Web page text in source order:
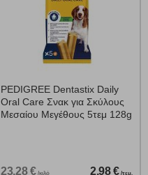
PEDIGREE Dentastix Daily
Oral Care Σνακ για Σκύλους
Μεσαίου Μεγέθους 5τεμ 128g
23,28 € /κιλό 2,98 € /τεμ.